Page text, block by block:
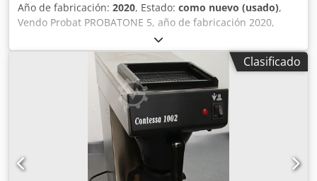
Año de fabricación: 2020, Estado: como nuevo (usado),
Vendo Probat PROBATONE 5, año de fabricación 2020,
estado como nuevo, muy pocas horas de uso, utilizado
principalmente para cursos y demostraciones. Comprado
nuevo directamente a Probat, equipado con dispositivo
Artisan, inversor de flujo de aire, inversor de RPM del
tambor y separador de cáscaras. Alimentación 380V,
ubicado en la provincia de Módena, Italia. Desmontaje y
recogida a cargo del comprador. Dksdpfxjzbbkfe Aqior
Clasificado